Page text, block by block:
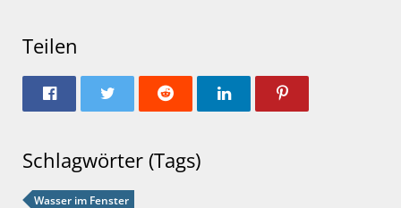
Teilen
Schlagwörter (Tags)
Wasser im Fenster